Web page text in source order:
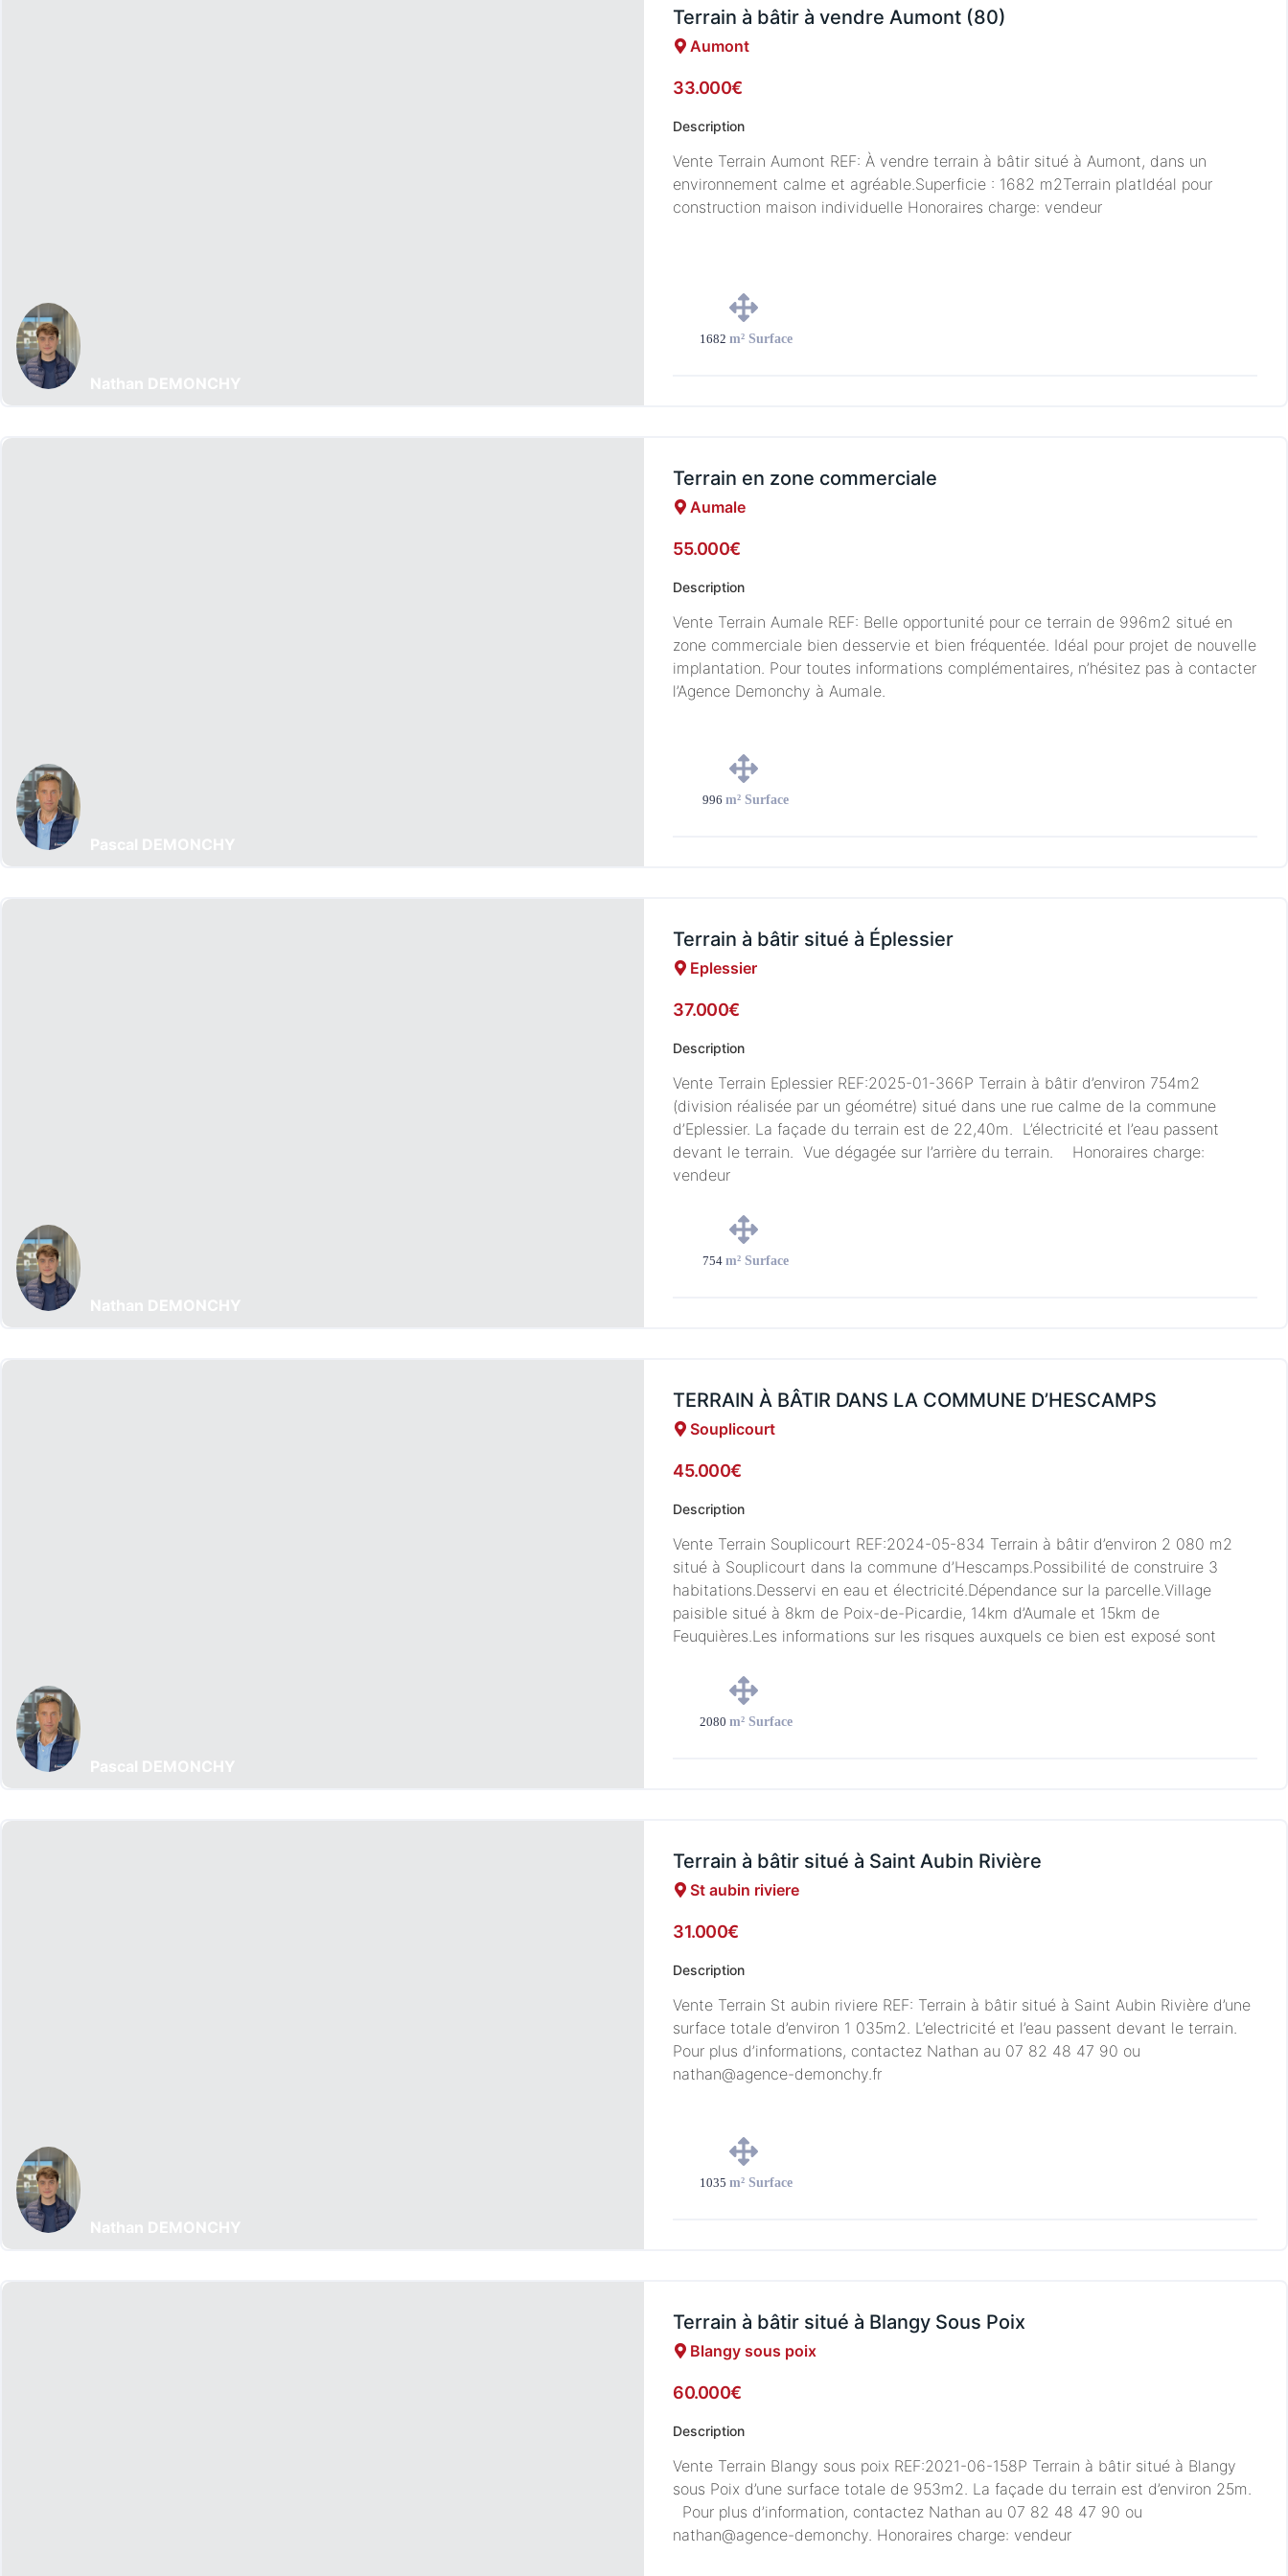
Nathan DEMONCHY
Terrain à bâtir à vendre Aumont (80)
Aumont
33.000€
Description
Vente Terrain Aumont REF: À vendre terrain à bâtir situé à Aumont, dans un
environnement calme et agréable.Superficie : 1682 m2Terrain platIdéal pour
construction maison individuelle Honoraires charge: vendeur
1682 m² Surface
Pascal DEMONCHY
Terrain en zone commerciale
Aumale
55.000€
Description
Vente Terrain Aumale REF: Belle opportunité pour ce terrain de 996m2 situé en
zone commerciale bien desservie et bien fréquentée. Idéal pour projet de nouvelle
implantation. Pour toutes informations complémentaires, n’hésitez pas à contacter
l’Agence Demonchy à Aumale.
996m² Surface
Nathan DEMONCHY
Terrain à bâtir situé à Éplessier
Eplessier
37.000€
Description
Vente Terrain Eplessier REF:2025-01-366P Terrain à bâtir d’environ 754m2
(division réalisée par un géométre) situé dans une rue calme de la commune
d’Eplessier. La façade du terrain est de 22,40m. L’électricité et l’eau passent
devant le terrain. Vue dégagée sur l’arrière du terrain. Honoraires charge:
vendeur
754m² Surface
Pascal DEMONCHY
TERRAIN À BÂTIR DANS LA COMMUNE D’HESCAMPS
Souplicourt
45.000€
Description
Vente Terrain Souplicourt REF:2024-05-834 Terrain à bâtir d’environ 2 080 m2
situé à Souplicourt dans la commune d’Hescamps.Possibilité de construire 3
habitations.Desservi en eau et électricité.Dépendance sur la parcelle.Village
paisible situé à 8km de Poix-de-Picardie, 14km d’Aumale et 15km de
Feuquières.Les informations sur les risques auxquels ce bien est exposé sont
2080 m² Surface
Nathan DEMONCHY
Terrain à bâtir situé à Saint Aubin Rivière
St aubin riviere
31.000€
Description
Vente Terrain St aubin riviere REF: Terrain à bâtir situé à Saint Aubin Rivière d’une
surface totale d’environ 1 035m2. L’electricité et l’eau passent devant le terrain.
Pour plus d’informations, contactez Nathan au 07 82 48 47 90 ou
nathan@agence-demonchy.fr
1035 m² Surface
Terrain à bâtir situé à Blangy Sous Poix
Blangy sous poix
60.000€
Description
Vente Terrain Blangy sous poix REF:2021-06-158P Terrain à bâtir situé à Blangy
sous Poix d’une surface totale de 953m2. La façade du terrain est d’environ 25m.
Pour plus d’information, contactez Nathan au 07 82 48 47 90 ou
nathan@agence-demonchy. Honoraires charge: vendeur